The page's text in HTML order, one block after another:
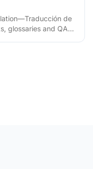
de
glossaries and QA